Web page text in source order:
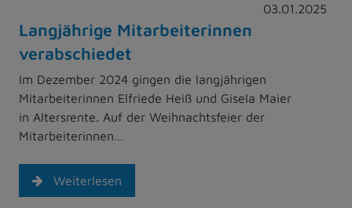
03.01.2025
Langjährige Mitarbeiterinnen
verabschiedet
Im Dezember 2024 gingen die langjährigen
Mitarbeiterinnen Elfriede Heiß und Gisela Maier
in Altersrente. Auf der Weihnachtsfeier der
Mitarbeiterinnen…
Weiterlesen